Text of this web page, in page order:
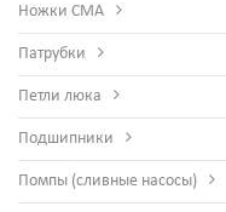
Ножки СМА
Патрубки
Петли люка
Подшипники
Помпы (сливные насосы)